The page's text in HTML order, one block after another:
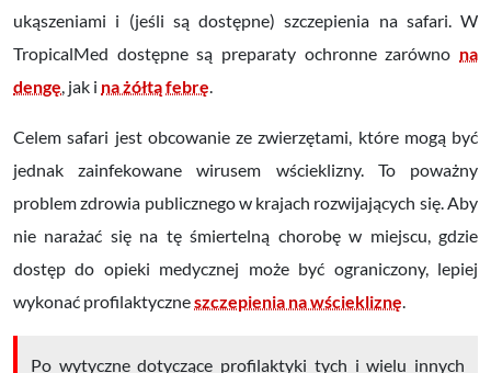
ukąszeniami i (jeśli są dostępne) szczepienia na safari. W
TropicalMed dostępne są preparaty ochronne zarówno na
dengę , jak i na żółtą febrę
Celem safari jest obcowanie ze zwierzętami, które mogą być
jednak zainfekowane wirusem wścieklizny. To poważny
problem zdrowia publicznego w krajach rozwijających się. Aby
nie narażać się na tę śmiertelną chorobę w miejscu, gdzie
dostęp do opieki medycznej może być ograniczony, lepiej
wykonać profilaktyczneszczepienia na wściekliznę
Po wytyczne dotyczące profilaktyki tych i wielu innych